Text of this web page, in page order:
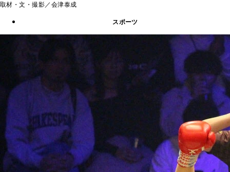
取材・文・撮影／会津泰成
スポーツ